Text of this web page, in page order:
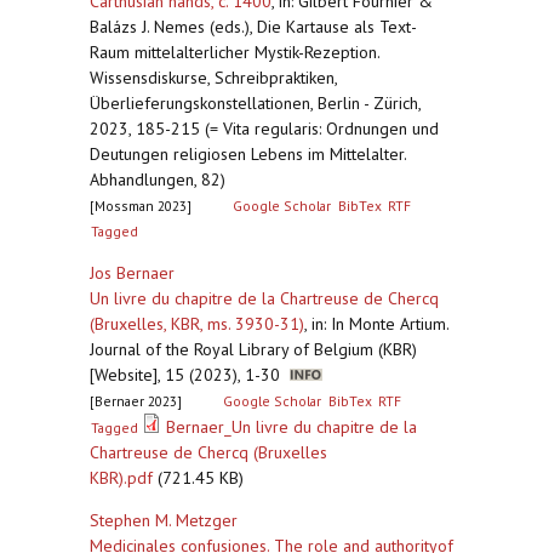
Balázs J. Nemes (eds.), Die Kartause als Text-
Raum mittelalterlicher Mystik-Rezeption.
Wissensdiskurse, Schreibpraktiken,
Überlieferungskonstellationen, Berlin - Zürich,
2023, 185-215 (= Vita regularis: Ordnungen und
Deutungen religiosen Lebens im Mittelalter.
Abhandlungen, 82)
[Mossman 2023] Google Scholar BibTex RTF
Tagged
Jos Bernaer
Un livre du chapitre de la Chartreuse de Chercq
(Bruxelles, KBR, ms. 3930-31), in: In Monte Artium.
Journal of the Royal Library of Belgium (KBR)
[Website], 15 (2023), 1-30
[Bernaer 2023] Google Scholar BibTex RTF
Tagged
Bernaer_Un livre du chapitre de la
Chartreuse de Chercq (Bruxelles
KBR).pdf(721.45 KB)
Stephen M. Metzger
Medicinales confusiones. The role and authorityof